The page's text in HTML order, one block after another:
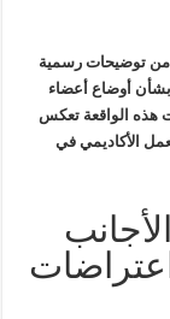
من توضيحات رسمية
أوضاع أعضاء
هذه الواقعة تعكس
الأكاديمي في